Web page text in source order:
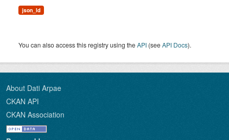
json_ld
You can also access this registry using theAPI (seeAPI Docs).
About Dati Arpae
CKAN API
CKAN Association